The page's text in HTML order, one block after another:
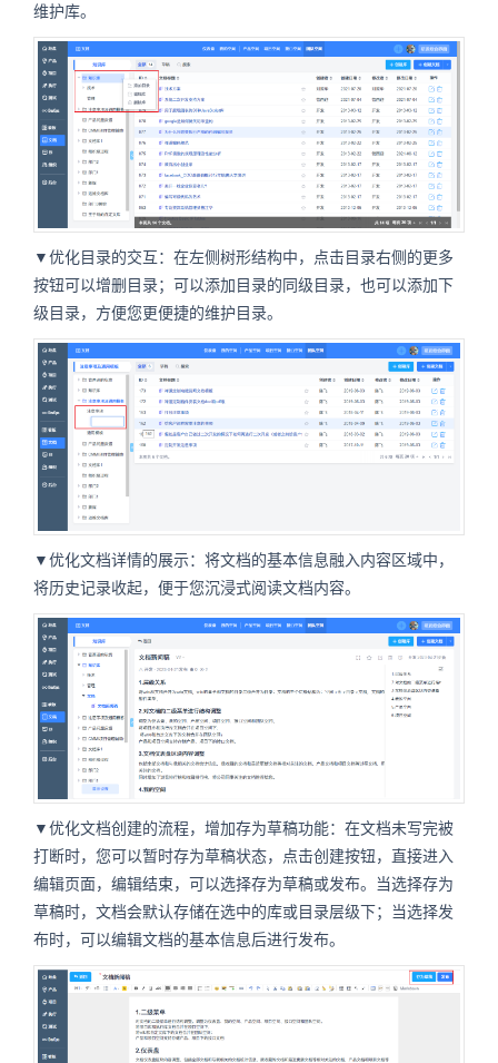
维护库。
▼优化目录的交互：在左侧树形结构中，点击目录右侧的更多
按钮可以增删目录；可以添加目录的同级目录，也可以添加下
级目录，方便您更便捷的维护目录。
▼优化文档详情的展示：将文档的基本信息融入内容区域中，
将历史记录收起，便于您沉浸式阅读文档内容。
▼优化文档创建的流程，增加存为草稿功能：在文档未写完被
打断时，您可以暂时存为草稿状态，点击创建按钮，直接进入
编辑页面，编辑结束，可以选择存为草稿或发布。当选择存为
草稿时，文档会默认存储在选中的库或目录层级下；当选择发
布时，可以编辑文档的基本信息后进行发布。